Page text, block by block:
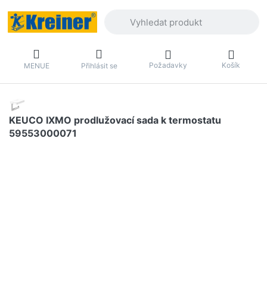
MENUE Přihlásit se Požadavky Košík
KEUCO IXMO prodlužovací sada k termostatu
59553000071